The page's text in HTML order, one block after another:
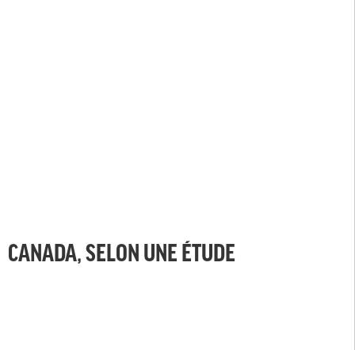
CANADA, SELON UNE ÉTUDE